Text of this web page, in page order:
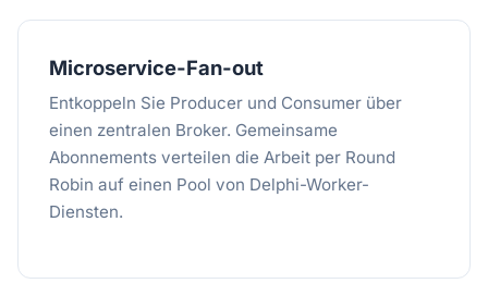
Microservice-Fan-out
Entkoppeln Sie Producer und Consumer über
einen zentralen Broker. Gemeinsame
Abonnements verteilen die Arbeit per Round
Robin auf einen Pool von Delphi-Worker-
Diensten.